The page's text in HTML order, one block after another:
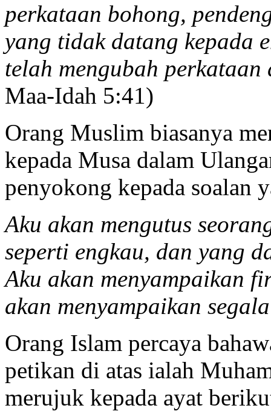
perkataan bohong,
yang tidak datang kepada
telah mengubah
Maa-Idah 5:41)
Orang Muslim biasanya
kepada Musa dalam
penyokong kepada soalan
Aku akan mengutus
seperti engkau, dan yang
Aku akan menyampaikan
akan menyampaikan
Orang Islam percaya
petikan di atas ialah
merujuk kepada ayat